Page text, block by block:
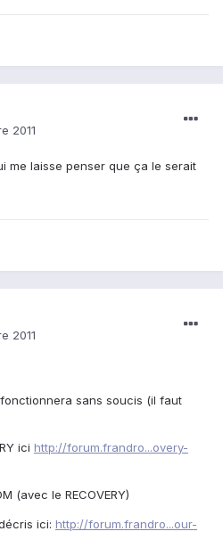
2011
me laisse penser que ça le serait
2011
sans soucis (il faut
ici http://forum.frandro...overy-
(avec le RECOVERY)
ici: http://forum.frandro...our-